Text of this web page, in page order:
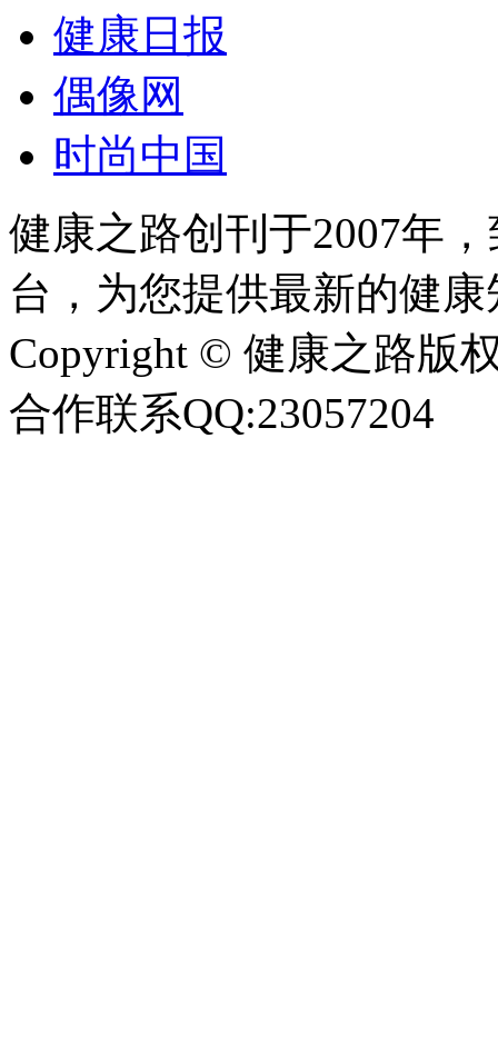
健康日报
偶像网
时尚中国
健康之路创刊于2007年
台，为您提供最新的健康
Copyright © 健康之路版
合作联系QQ:23057204